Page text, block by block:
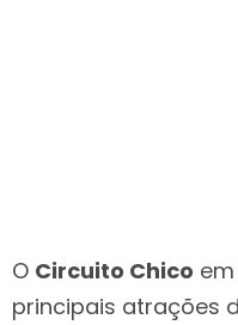
O Circuito Chico em
principais atrações